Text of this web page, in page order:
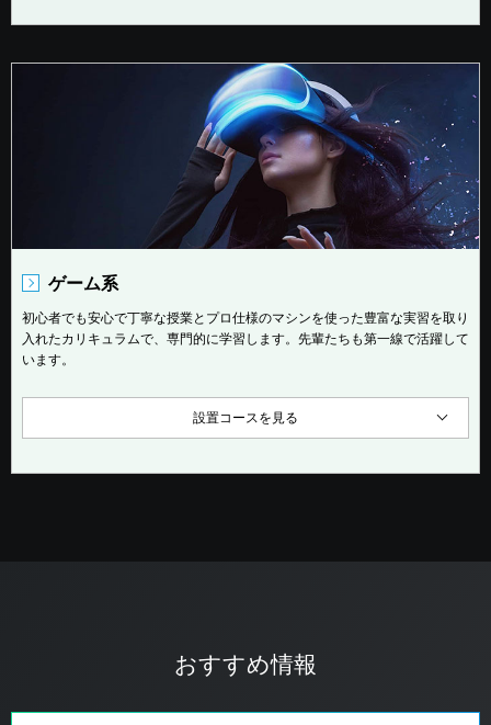
ゲーム系
初心者でも安心で丁寧な授業とプロ仕様のマシンを使った豊富な実習を取り
入れたカリキュラムで、専門的に学習します。先輩たちも第一線で活躍して
います。
設置コースを見る
おすすめ情報